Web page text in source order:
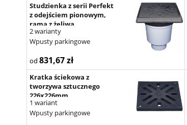
Studzienka z serii Perfekt
z odejściem pionowym,
ramą z żeliwa
260x260mm, kratką
ściekową z żeliwa
antyzapachową i
osadnikiem piasku
2 warianty
Wpusty parkingowe
od 831,67 zł
Kratka ściekowa z
tworzywa sztucznego
226x226mm
1 wariant
Wpusty parkingowe